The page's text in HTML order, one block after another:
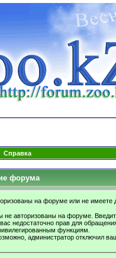
Справка
форума
на форуме или не имеете
не авторизованы на форуме.
недостаточно прав для
функциям.
администратор отключил